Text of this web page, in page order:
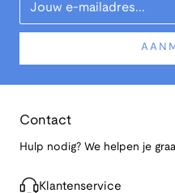
Contact
Hulp nodig? We helpen je
Klantenservice